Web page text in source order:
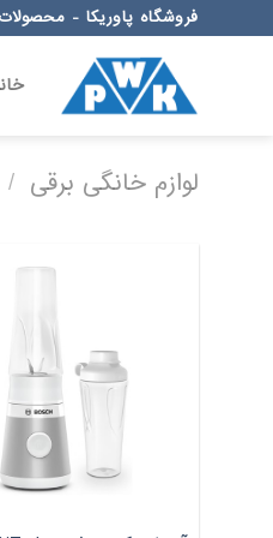
to
فروشگاه پاوریکا -
لوازم خانگی برقی /